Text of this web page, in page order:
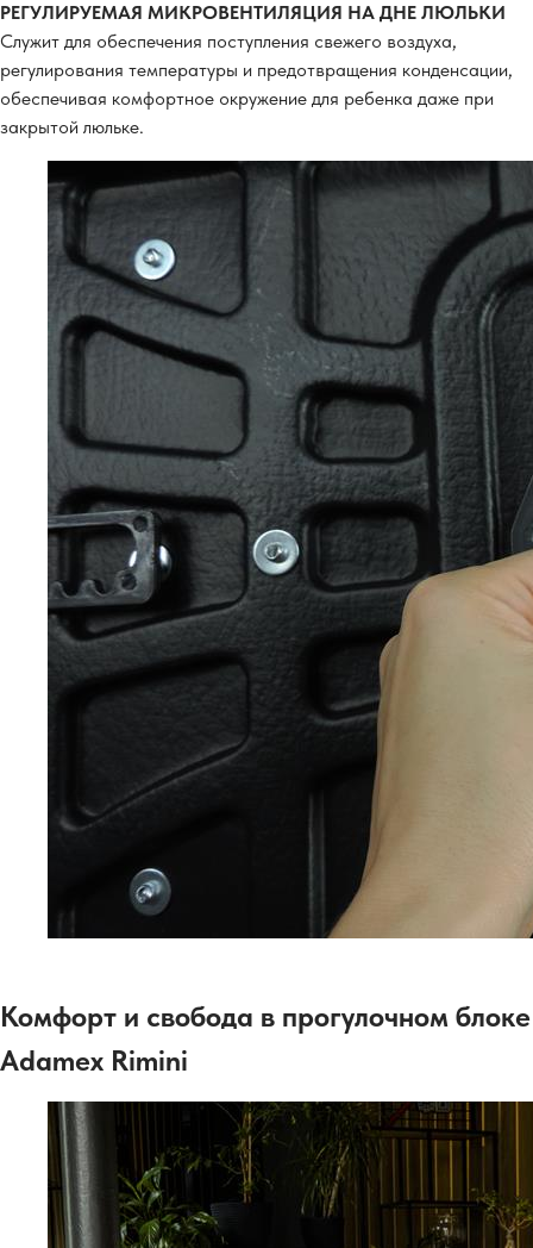
РЕГУЛИРУЕМАЯ МИКРОВЕНТИЛЯЦИЯ НА ДНЕ ЛЮЛЬКИ
Служит для обеспечения поступления свежего воздуха,
регулирования температуры и предотвращения конденсации,
обеспечивая комфортное окружение для ребенка даже при
закрытой люльке.
Комфорт и свобода в прогулочном блоке
Adamex Rimini